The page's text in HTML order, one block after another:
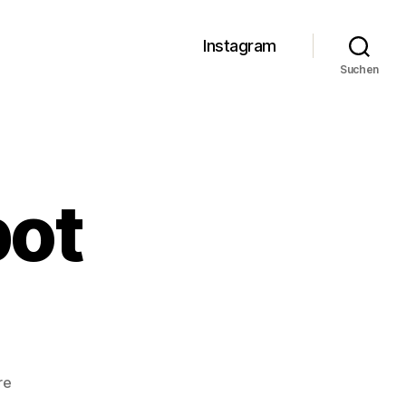
Instagram
Suchen
zu